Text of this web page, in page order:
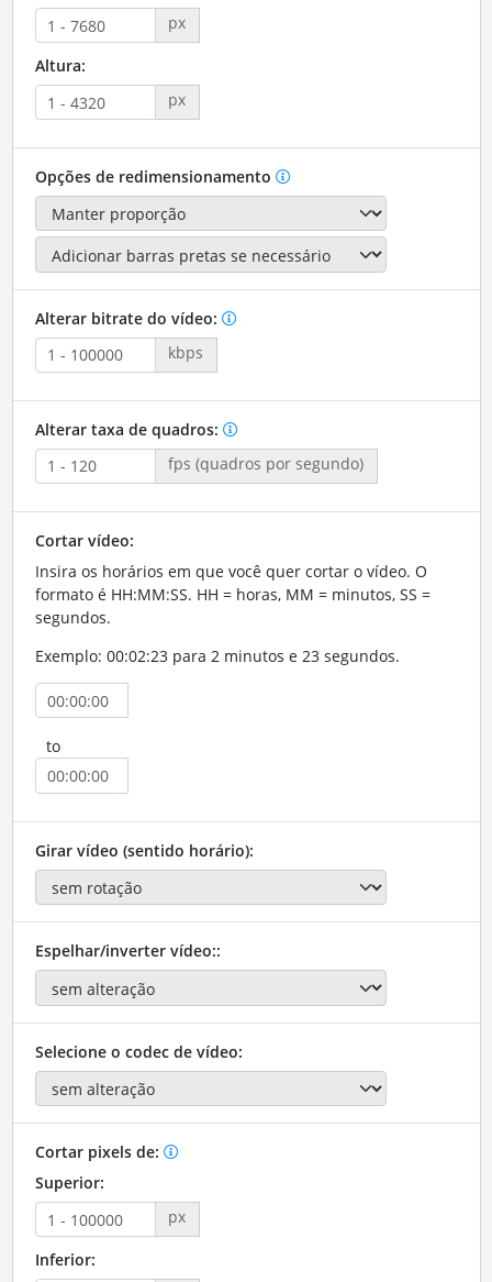
px
Altura:
px
Opções de redimensionamento
Alterar bitrate do vídeo:
kbps
Alterar taxa de quadros:
fps (quadros por segundo)
Cortar vídeo:
Insira os horários em que você quer cortar o vídeo. O
formato é HH:MM:SS. HH = horas, MM = minutos, SS =
segundos.
Exemplo: 00:02:23 para 2 minutos e 23 segundos.
to
Girar vídeo (sentido horário):
Espelhar/inverter vídeo::
Selecione o codec de vídeo:
Cortar pixels de:
Superior:
px
Inferior: